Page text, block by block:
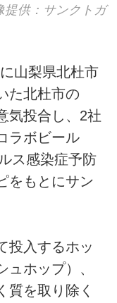
提供：サンクトガ
山梨県北杜市
た北杜市の
気投合し、2社
ラボビール
ス感染症予防
をもとにサン
投入するホッ
ホップ）、
質を取り除く